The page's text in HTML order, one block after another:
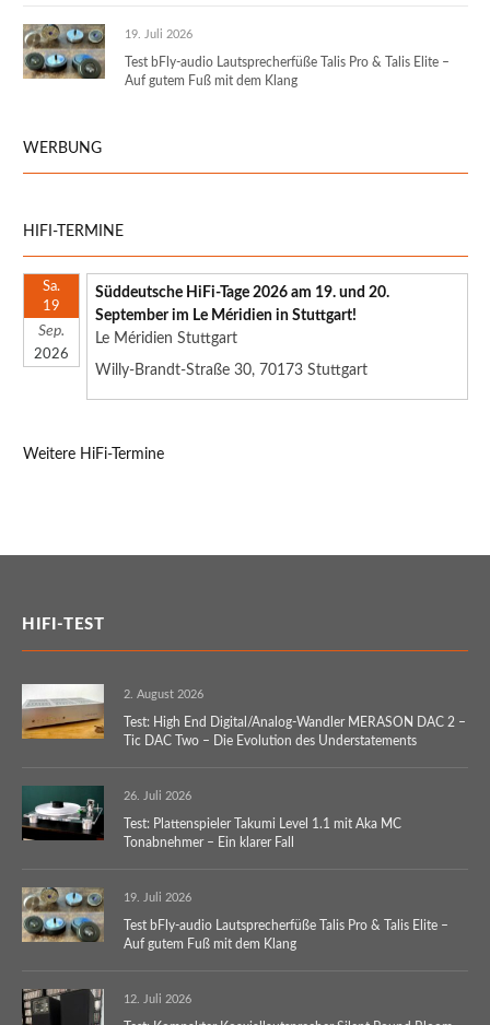
19. Juli 2026
Test bFly-audio Lautsprecherfüße Talis Pro & Talis Elite –
Auf gutem Fuß mit dem Klang
WERBUNG
HIFI-TERMINE
Sa.
19
Sep.
2026
Süddeutsche HiFi-Tage 2026 am 19. und 20.
September im Le Méridien in Stuttgart!
Le Méridien Stuttgart
Willy-Brandt-Straße 30, 70173 Stuttgart
Weitere HiFi-Termine
HIFI-TEST
2. August 2026
Test: High End Digital/Analog-Wandler MERASON DAC 2 –
Tic DAC Two – Die Evolution des Understatements
26. Juli 2026
Test: Plattenspieler Takumi Level 1.1 mit Aka MC
Tonabnehmer – Ein klarer Fall
19. Juli 2026
Test bFly-audio Lautsprecherfüße Talis Pro & Talis Elite –
Auf gutem Fuß mit dem Klang
12. Juli 2026